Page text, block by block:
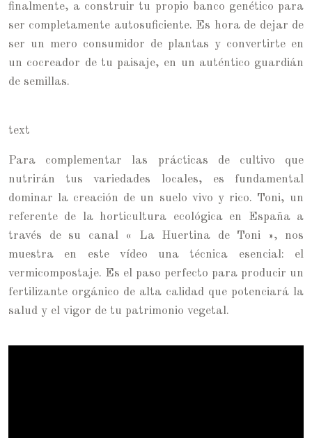
finalmente, a construir tu propio banco genético para
ser completamente autosuficiente. Es hora de dejar de
ser un mero consumidor de plantas y convertirte en
un cocreador de tu paisaje, en un auténtico guardián
de semillas.
text
Para complementar las prácticas de cultivo que
nutrirán tus variedades locales, es fundamental
dominar la creación de un suelo vivo y rico. Toni, un
referente de la horticultura ecológica en España a
través de su canal « La Huertina de Toni », nos
muestra en este vídeo una técnica esencial: el
vermicompostaje. Es el paso perfecto para producir un
fertilizante orgánico de alta calidad que potenciará la
salud y el vigor de tu patrimonio vegetal.